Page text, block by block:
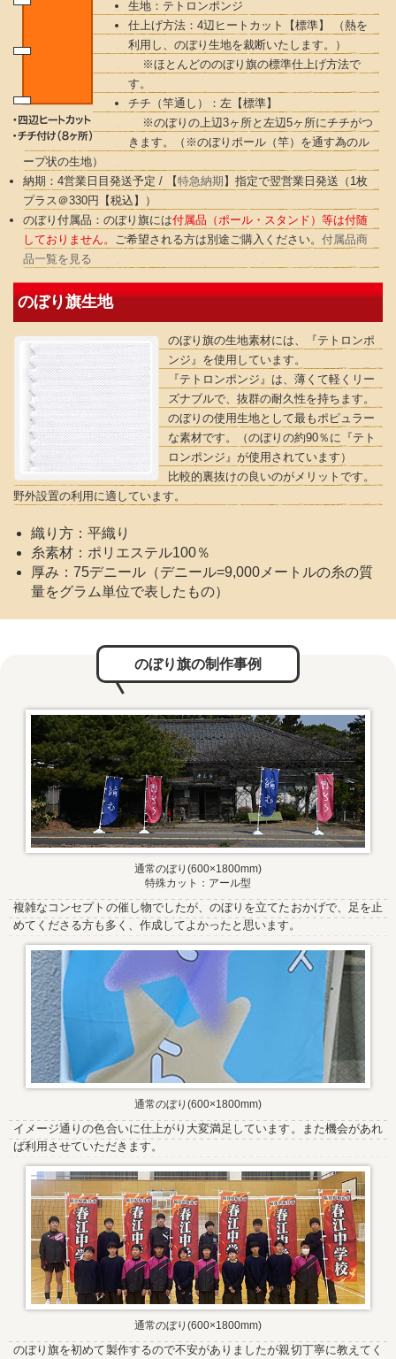
生地：テトロンポンジ
仕上げ方法：4辺ヒートカット【標準】 （熱を
利用し、のぼり生地を裁断いたします。）
※ほとんどののぼり旗の標準仕上げ方法で
す。
チチ（竿通し）：左【標準】
※のぼりの上辺3ヶ所と左辺5ヶ所にチチがつ
きます。（※のぼりポール（竿）を通す為のル
ープ状の生地）
納期：4営業日目発送予定 / 【特急納期 】指定で翌営業日発送（1枚
プラス＠330円【税込】）
のぼり付属品：のぼり旗には付属品（ポール・スタンド）等は付随
しておりません。
ご希望される方は別途ご購入ください。 付属品商
品一覧を見る
のぼり旗生地
のぼり旗の生地素材には、『テトロンポ
ンジ』を使用しています。
『テトロンポンジ』は、薄くて軽くリー
ズナブルで、抜群の耐久性を持ちます。
のぼりの使用生地として最もポピュラー
な素材です。（のぼりの約90％に『テト
ロンポンジ』が使用されています）
比較的裏抜けの良いのがメリットです。
野外設置の利用に適しています。
織り方：平織り
糸素材：ポリエステル100％
厚み：75デニール（デニール=9,000メートルの糸の質
量をグラム単位で表したもの）
のぼり旗の制作事例
通常のぼり(600×1800mm)
特殊カット：アール型
複雑なコンセプトの催し物でしたが、のぼりを立てたおかげで、足を止
めてくださる方も多く、作成してよかったと思います。
通常のぼり(600×1800mm)
イメージ通りの色合いに仕上がり大変満足しています。また機会があれ
ば利用させていただきます。
通常のぼり(600×1800mm)
のぼり旗を初めて製作するので不安がありましたが親切丁寧に教えてく